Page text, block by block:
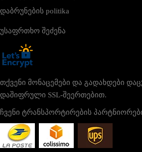
დაბრუნების politika
უსაფრთხო შეძენა
თქვენი მონაცემები და გადახდები
დაშიფრული SSL-შეერთებით.
ჩვენი ტრანსპორტირების